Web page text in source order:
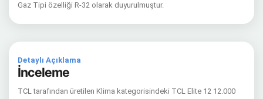
Gaz Tipi özelliği R-32 olarak duyurulmuştur.
Detaylı Açıklama
İnceleme
TCL tarafından üretilen Klima kategorisindeki TCL Elite 12 12.000